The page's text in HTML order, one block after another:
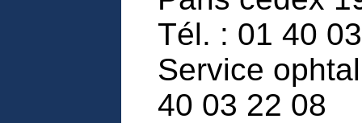
Tél. : 01 40
Service
40 03 22 08